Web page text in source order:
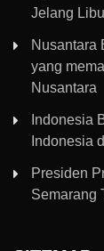
Jelang
Nusantara
yang
Nusantara
Indonesia
Indonesia
Presiden
Semarang